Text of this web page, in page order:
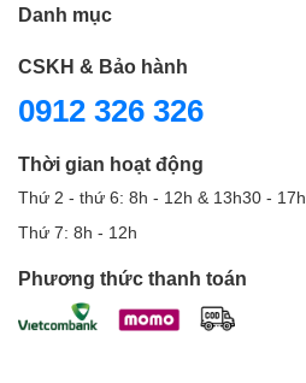
Danh mục
CSKH & Bảo hành
0912 326 326
Thời gian hoạt động
Thứ 2 - thứ 6: 8h - 12h & 13h30 - 17h
Thứ 7: 8h - 12h
Phương thức thanh toán